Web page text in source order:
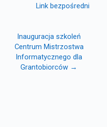
Link bezpośredni
Inauguracja szkoleń
Centrum Mistrzostwa
Informatycznego dla
Grantobiorców →